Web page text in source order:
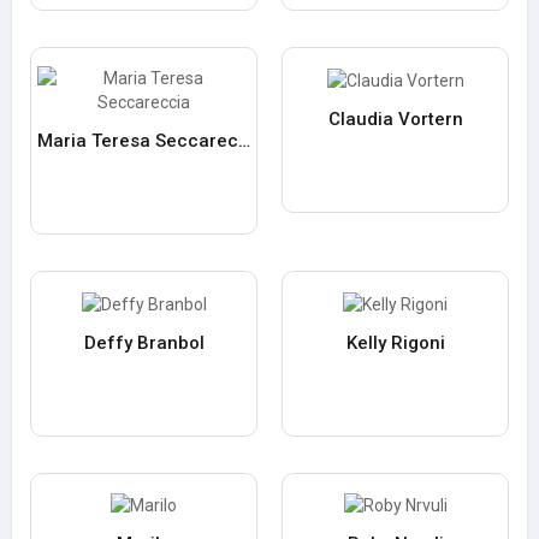
Maria Teresa Seccareccia
Claudia Vortern
Deffy Branbol Kelly Rigoni